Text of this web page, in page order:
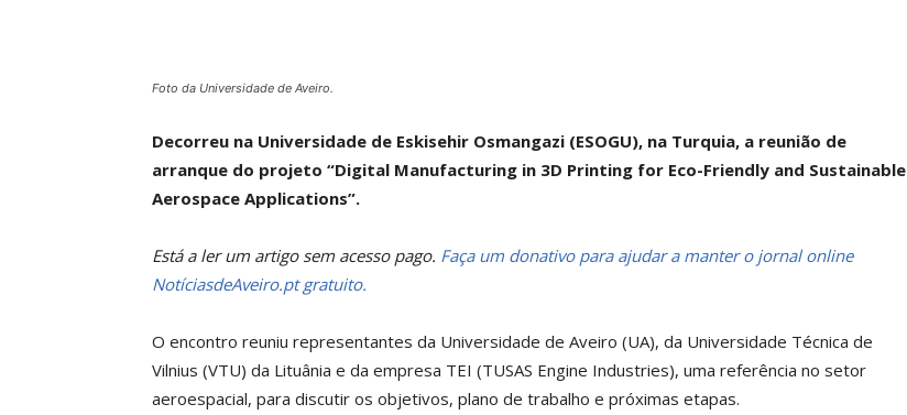
Foto da Universidade de Aveiro.
Decorreu na Universidade de Eskisehir Osmangazi (ESOGU), na Turquia, a reunião de
arranque do projeto “Digital Manufacturing in 3D Printing for Eco-Friendly and Sustainable
Aerospace Applications”.
Está a ler um artigo sem acesso pago. Faça um donativo para ajudar a manter o jornal online
NotíciasdeAveiro.pt gratuito.
O encontro reuniu representantes da Universidade de Aveiro (UA), da Universidade Técnica de
Vilnius (VTU) da Lituânia e da empresa TEI (TUSAS Engine Industries), uma referência no setor
aeroespacial, para discutir os objetivos, plano de trabalho e próximas etapas.